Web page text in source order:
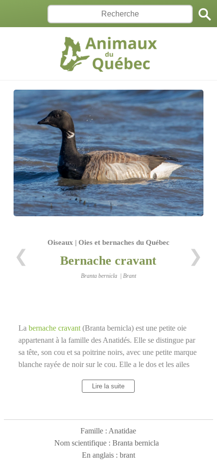
❮
Oiseaux | Oies et bernaches du Québec
Bernache cravant
Branta bernicla | Brant
❯
La bernache cravant (Branta bernicla) est une petite oie
appartenant à la famille des Anatidés. Elle se distingue par
sa tête, son cou et sa poitrine noirs, avec une petite marque
blanche rayée de noir sur le cou. Elle a le dos et les ailes
principalement d'algues marines qu'elle arrache avec son
Québec, lors de sa migration.
Lire la suite
Famille : Anatidae
Nom scientifique : Branta bernicla
En anglais : brant